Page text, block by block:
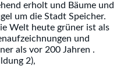
erholt und Bäume und
um die Stadt Speicher.
Welt heute grüner ist als
und
als vor 200 Jahren .
2),